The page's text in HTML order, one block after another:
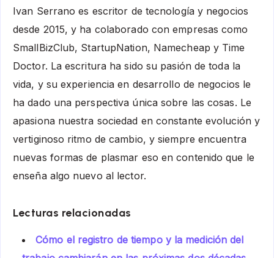
Ivan Serrano es escritor de tecnología y negocios
desde 2015, y ha colaborado con empresas como
SmallBizClub, StartupNation, Namecheap y Time
Doctor. La escritura ha sido su pasión de toda la
vida, y su experiencia en desarrollo de negocios le
ha dado una perspectiva única sobre las cosas. Le
apasiona nuestra sociedad en constante evolución y
vertiginoso ritmo de cambio, y siempre encuentra
nuevas formas de plasmar eso en contenido que le
enseña algo nuevo al lector.
Lecturas relacionadas
Cómo el registro de tiempo y la medición del